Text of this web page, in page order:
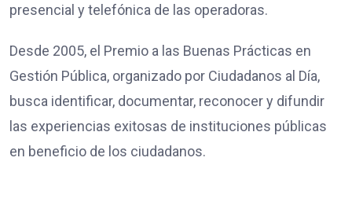
presencial y telefónica de las operadoras.
Desde 2005, el Premio a las Buenas Prácticas en
Gestión Pública, organizado por Ciudadanos al Día,
busca identificar, documentar, reconocer y difundir
las experiencias exitosas de instituciones públicas
en beneficio de los ciudadanos.